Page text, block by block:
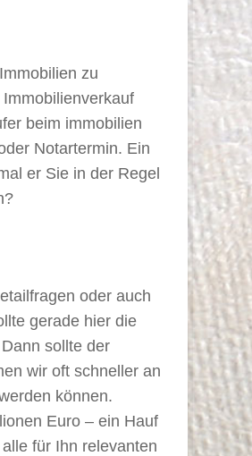
zu
beim immobilien
Notartermin. Ein
er Sie in der Regel
oder auch
gerade hier die
sollte der
wir oft schneller an
können.
Euro – ein Hauf
für Ihn relevanten